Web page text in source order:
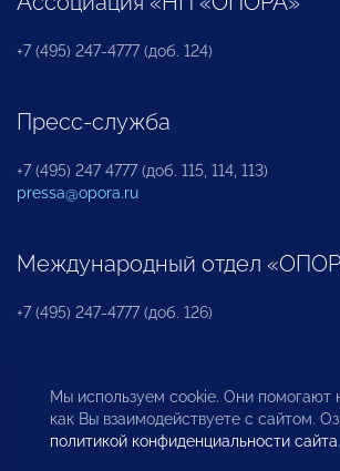
+7 (495) 247-4777 (доб. 124)
Пресс-служба
+7 (495) 247 4777 (доб. 115, 114, 113)
pressa@opora.ru
Международный отдел
+7 (495) 247-4777 (доб. 126)
Бюро по защите прав
инвесторов
Мы используем cookie. Они помогают
как Вы взаимодействуете с сайтом.
политикой конфиденциальности сайта.